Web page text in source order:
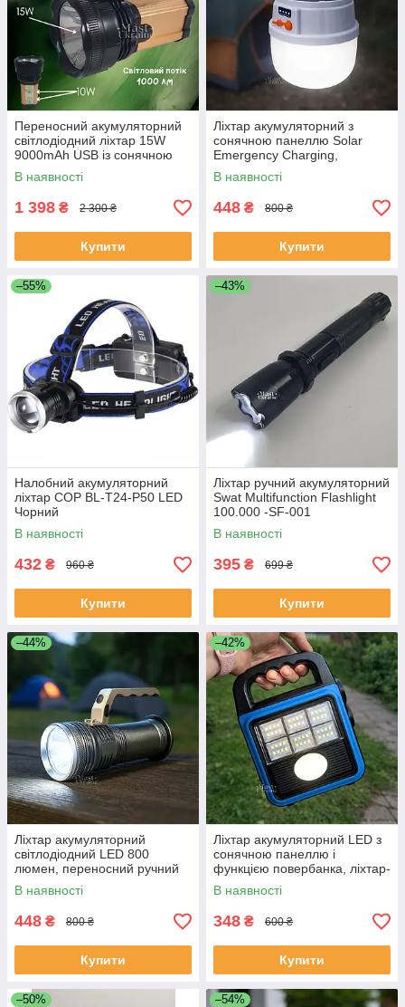
Переносний акумуляторний
світлодіодний ліхтар 15W
9000mAh USB із сонячною
панеллю DAT -AT-398.
В наявності
1 398 ₴ 2 300 ₴
Купити
Ліхтар акумуляторний з
сонячною панеллю Solar
Emergency Charging,
портативна підвісна
кемпінгова LED-лампа, JK-
В наявності
448 ₴ 800 ₴
Купити
–55%
Налобний акумуляторний
ліхтар COP BL-T24-P50 LED
Чорний
В наявності
432 ₴ 960 ₴
Купити
–43%
Ліхтар ручний акумуляторний
Swat Multifunction Flashlight
100.000 -SF-001
В наявності
395 ₴ 699 ₴
Купити
–44%
Ліхтар акумуляторний
світлодіодний LED 800
люмен, переносний ручний
потужний ліхтарик-
прожектор, Сірий, 5478М
В наявності
448 ₴ 800 ₴
Купити
–42%
Ліхтар акумуляторний LED з
сонячною панеллю і
функцією повербанка, ліхтар-
прожектор з USB зарядкою і
4 режимами, HS-8020А-Blue
В наявності
348 ₴ 600 ₴
Купити
–50% –54%